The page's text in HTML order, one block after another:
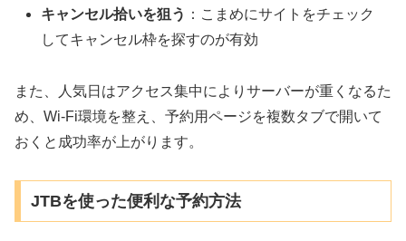
キャンセル拾いを狙う ：こまめにサイトをチェック
してキャンセル枠を探すのが有効
また、人気日はアクセス集中によりサーバーが重くなるた
め、Wi-Fi環境を整え、予約用ページを複数タブで開いて
おくと成功率が上がります。
JTBを使った便利な予約方法